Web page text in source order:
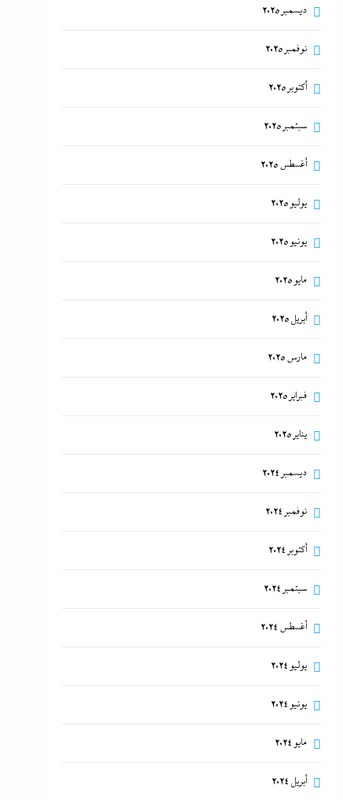
ديسمبر 2025
نوفمبر 2025
أكتوبر 2025
سبتمبر 2025
أغسطس 2025
يوليو 2025
يونيو 2025
مايو 2025
أبريل 2025
مارس 2025
فبراير 2025
يناير 2025
ديسمبر 2024
نوفمبر 2024
أكتوبر 2024
سبتمبر 2024
أغسطس 2024
يوليو 2024
يونيو 2024
مايو 2024
أبريل 2024